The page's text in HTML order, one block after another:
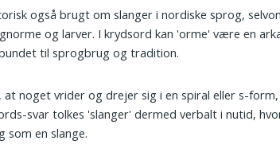
også brugt om slanger i nordiske sprog,
og larver. I krydsord kan 'orme' være en
til sprogbrug og tradition.
at noget vrider og drejer sig i en spiral eller s-
svar tolkes 'slanger' dermed verbalt i nutid,
som en slange.